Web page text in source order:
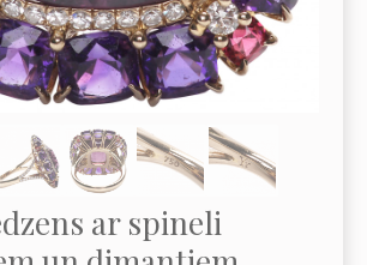
ar spineli